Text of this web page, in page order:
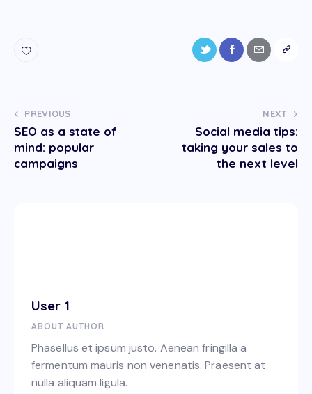
PREVIOUS
SEO as a state of
mind: popular
campaigns
NEXT
Social media tips:
taking your sales to
the next level
User 1
ABOUT AUTHOR
Phasellus et ipsum justo. Aenean fringilla a
fermentum mauris non venenatis. Praesent at
nulla aliquam ligula.